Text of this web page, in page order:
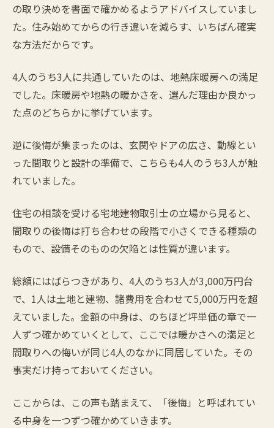
の取り決めを書面で確かめるようアドバイスしていまし
た。住み始めてからの行き違いを減らす、いちばん確実
な方法だからです。
4人のうち3人に共通していたのは、地熱床暖房への満足
でした。床暖房や地熱の暖かさを、選んだ理由か良かっ
た点のどちらかに挙げています。
逆に後悔が集まったのは、玄関やドアの広さ、動線とい
った間取りと設計の準備で、こちらも4人のうち3人が触
れていました。
住宅の相談を受ける宅地建物取引士の立場から見ると、
間取りの後悔は打ち合わせの段階で小さくできる種類の
もので、設備そのものの欠陥とは性質が違います。
総額にはばらつきがあり、4人のうち3人が3,000万円台
で、1人は土地と建物、諸費用を合わせて5,000万円を超
えていました。金額の中身は、のちほど坪単価の章で一
人ずつ確かめていくとして、ここでは暖かさへの満足と
間取りへの悔いが同じ4人のなかに同居していた。その
事実だけ持っておいてください。
ここからは、この声も踏まえて、「後悔」と呼ばれてい
る中身を一つずつ確かめていきます。